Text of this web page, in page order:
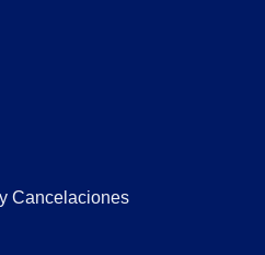
Cancelaciones